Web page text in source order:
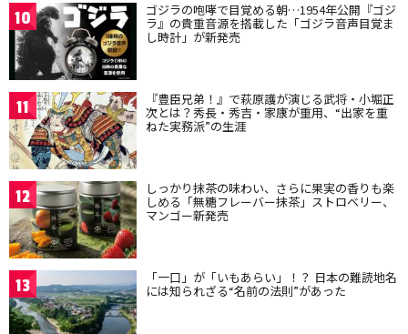
10 ゴジラの咆哮で目覚める朝…1954年公開『ゴジ
ラ』の貴重音源を搭載した「ゴジラ音声目覚ま
し時計」が新発売
11 『豊臣兄弟！』で萩原護が演じる武将・小堀正
次とは？秀長・秀吉・家康が重用、“出家を重
ねた実務派”の生涯
12 しっかり抹茶の味わい、さらに果実の香りも楽
しめる「無糖フレーバー抹茶」ストロベリー、
マンゴー新発売
13 「一口」が「いもあらい」！？ 日本の難読地名
には知られざる“名前の法則”があった